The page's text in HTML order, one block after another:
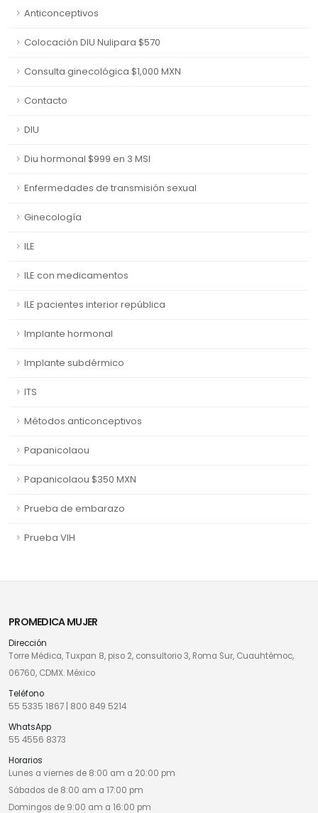
Anticonceptivos
Colocación DIU Nulipara $570
Consulta ginecológica $1,000 MXN
Contacto
DIU
Diu hormonal $999 en 3 MSI
Enfermedades de transmisión sexual
Ginecología
ILE
ILE con medicamentos
ILE pacientes interior república
Implante hormonal
Implante subdérmico
ITS
Métodos anticonceptivos
Papanicolaou
Papanicolaou $350 MXN
Prueba de embarazo
Prueba VIH
PROMEDICA MUJER
Dirección
Torre Médica, Tuxpan 8, piso 2, consultorio 3, Roma Sur, Cuauhtémoc,
06760, CDMX. México
Teléfono
55 5335 1867
800 849 5214
WhatsApp
55 4556 8373
Horarios
Lunes a viernes de 8:00 am a 20:00 pm
Sábados de 8:00 am a 17:00 pm
Domingos de 9:00 am a 16:00 pm